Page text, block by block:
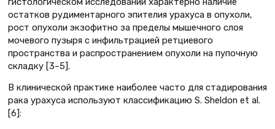
остатков рудиментарного эпителия урахуса в опухоли,
рост опухоли экзофитно за пределы мышечного слоя
мочевого пузыря с инфильтрацией ретциевого
пространства и распространением опухоли на пупочную
складку [3–5].
В клинической практике наиболее часто для стадирования
рака урахуса используют классификацию S. Sheldon et al.
[6]: